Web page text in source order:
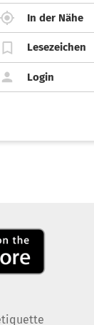
In der Nähe
Lesezeichen
Login